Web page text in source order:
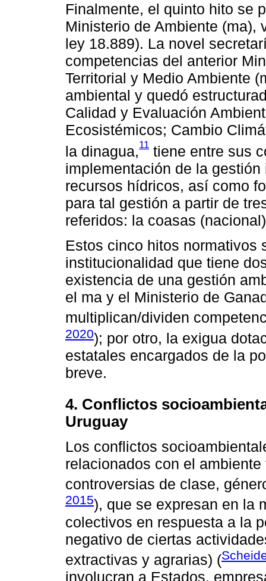
Finalmente, el quinto hito se
Ministerio de Ambiente (ma),
ley 18.889). La novel
competencias del anterior
Territorial y Medio Ambiente
ambiental y quedó
Calidad y Evaluación
Ecosistémicos; Cambio
la dinagua,11 tiene entre sus
implementación de la
recursos hídricos, así como
para tal gestión a partir de
referidos: la coasas
Estos cinco hitos normativos
institucionalidad que tiene
existencia de una gestión
el ma y el Ministerio de
multiplican/dividen
2020); por otro, la exigua
estatales encargados de la
breve.
4. Conflictos
Uruguay
Los conflictos
relacionados con el
controversias de clase,
2015), que se expresan en la
colectivos en respuesta a la
negativo de ciertas
extractivas y agrarias) (
involucran a Estados,